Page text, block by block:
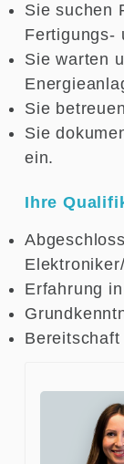
Sie suchen
Fertigungs-
Sie warten
Sie
Sie
ein.
Ihre
Erfahrung